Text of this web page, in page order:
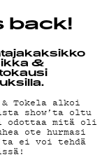
back!
&
& Tokela alkoi
show’ta oltu
odottaa mitä oli
ote hurmasi
ei voi tehdä